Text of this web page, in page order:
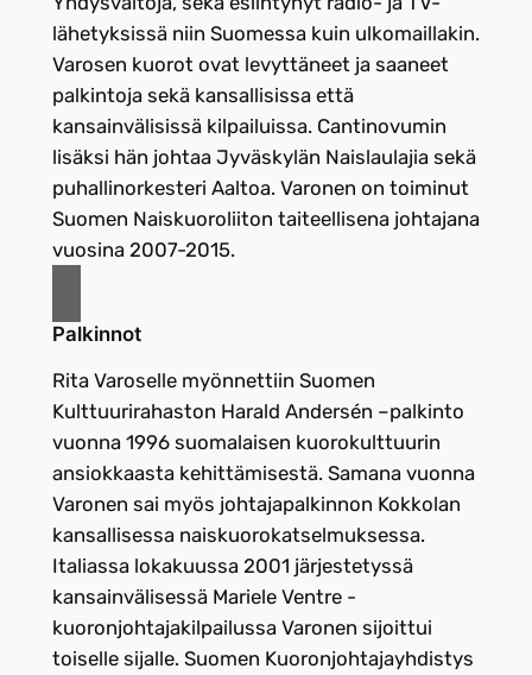
lähetyksissä niin Suomessa kuin ulkomaillakin.
Varosen kuorot ovat levyttäneet ja saaneet
palkintoja sekä kansallisissa että
kansainvälisissä kilpailuissa. Cantinovumin
lisäksi hän johtaa Jyväskylän Naislaulajia sekä
puhallinorkesteri Aaltoa. Varonen on toiminut
Suomen Naiskuoroliiton taiteellisena johtajana
vuosina 2007-2015.
Palkinnot
Rita Varoselle myönnettiin Suomen
Kulttuurirahaston Harald Andersén –palkinto
vuonna 1996 suomalaisen kuorokulttuurin
ansiokkaasta kehittämisestä. Samana vuonna
Varonen sai myös johtajapalkinnon Kokkolan
kansallisessa naiskuorokatselmuksessa.
Italiassa lokakuussa 2001 järjestetyssä
kansainvälisessä Mariele Ventre -
kuoronjohtajakilpailussa Varonen sijoittui
toiselle sijalle. Suomen Kuoronjohtajayhdistys